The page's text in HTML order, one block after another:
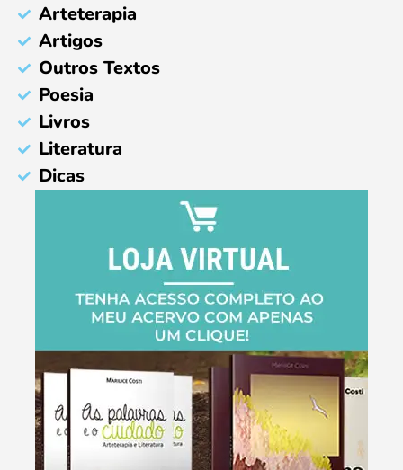
Arteterapia
Artigos
Outros Textos
Poesia
Livros
Literatura
Dicas